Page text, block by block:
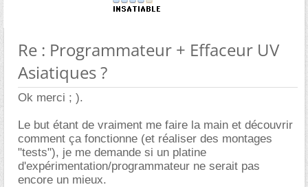
Re : Programmateur + Effaceur UV
Asiatiques ?
Ok merci ; ).
Le but étant de vraiment me faire la main et découvrir
comment ça fonctionne (et réaliser des montages
"tests"), je me demande si un platine
d'expérimentation/programmateur ne serait pas
encore un mieux.